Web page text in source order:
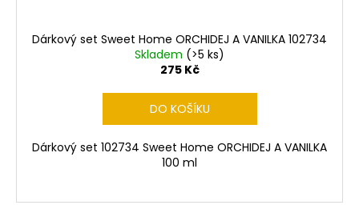
Dárkový set Sweet Home ORCHIDEJ A VANILKA 102734
Skladem (>5 ks)
275 Kč
DO KOŠÍKU
Dárkový set 102734 Sweet Home ORCHIDEJ A VANILKA
100 ml